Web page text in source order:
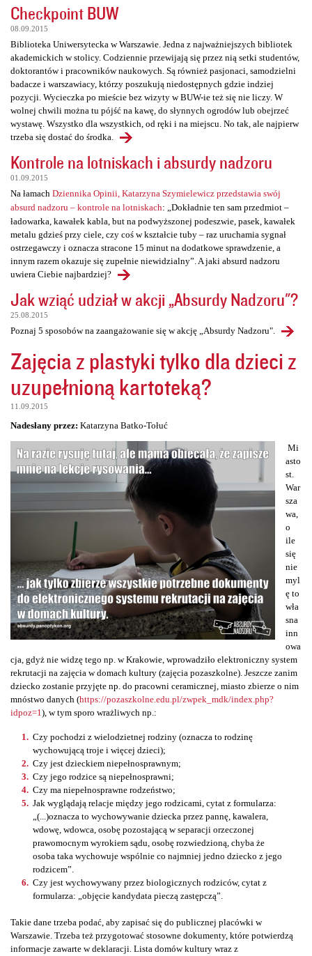
Checkpoint BUW
08.09.2015
Biblioteka Uniwersytecka w Warszawie. Jedna z najważniejszych bibliotek
akademickich w stolicy. Codziennie przewijają się przez nią setki studentów,
doktorantów i pracowników naukowych. Są również pasjonaci, samodzielni
badacze i warszawiacy, którzy poszukują niedostępnych gdzie indziej
pozycji. Wycieczka po mieście bez wizyty w BUW-ie też się nie liczy. W
wolnej chwili można tu pójść na kawę, do słynnych ogrodów lub obejrzeć
wystawę. Wszystko dla wszystkich, od ręki i na miejscu. No tak, ale najpierw
trzeba się dostać do środka.
Kontrole na lotniskach i absurdy nadzoru
01.09.2015
Na łamach Dziennika Opinii, Katarzyna Szymielewicz przedstawia swój
absurd nadzoru – kontrole na lotniskach: „Dokładnie ten sam przedmiot –
ładowarka, kawałek kabla, but na podwyższonej podeszwie, pasek, kawałek
metalu gdzieś przy ciele, czy coś w kształcie tuby – raz uruchamia sygnał
ostrzegawczy i oznacza stracone 15 minut na dodatkowe sprawdzenie, a
innym razem okazuje się zupełnie niewidzialny”. A jaki absurd nadzoru
uwiera Ciebie najbardziej?
Jak wziąć udział w akcji „Absurdy Nadzoru"?
25.08.2015
Poznaj 5 sposobów na zaangażowanie się w akcję „Absurdy Nadzoru".
Zajęcia z plastyki tylko dla dzieci z
uzupełnioną kartoteką?
11.09.2015
Nadesłany przez: Katarzyna Batko-Tołuć
Mi
asto
st.
War
sza
wa,
o
ile
się
nie
myl
ę to
wła
sna
inn
owa
cja, gdyż nie widzę tego np. w Krakowie, wprowadziło elektroniczny system
rekrutacji na zajęcia w domach kultury (zajęcia pozaszkolne). Jeszcze zanim
dziecko zostanie przyjęte np. do pracowni ceramicznej, miasto zbierze o nim
mnóstwo danych (https://pozaszkolne.edu.pl/zwpek_mdk/index.php?
idpoz=1), w tym sporo wrażliwych np.:
Czy pochodzi z wielodzietnej rodziny (oznacza to rodzinę
wychowującą troje i więcej dzieci);
Czy jest dzieckiem niepełnosprawnym;
Czy jego rodzice są niepełnosprawni;
Czy ma niepełnosprawne rodzeństwo;
Jak wyglądają relacje między jego rodzicami, cytat z formularza:
„(...)oznacza to wychowywanie dziecka przez pannę, kawalera,
wdowę, wdowca, osobę pozostającą w separacji orzeczonej
prawomocnym wyrokiem sądu, osobę rozwiedzioną, chyba że
osoba taka wychowuje wspólnie co najmniej jedno dziecko z jego
rodzicem”.
Czy jest wychowywany przez biologicznych rodziców, cytat z
formularza: „objęcie kandydata pieczą zastępczą”.
Takie dane trzeba podać, aby zapisać się do publicznej placówki w
Warszawie. Trzeba też przygotować stosowne dokumenty, które potwierdzą
informacje zawarte w deklaracji. Lista domów kultury wraz z